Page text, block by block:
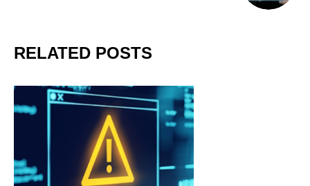
RELATED POSTS